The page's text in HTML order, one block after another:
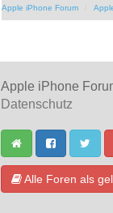
Apple iPhone Forum
Apple iPhone
Datenschutz
Alle Foren als